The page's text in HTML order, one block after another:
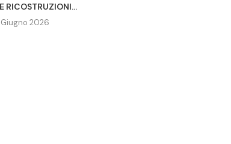
RICOSTRUZIONI...
2026